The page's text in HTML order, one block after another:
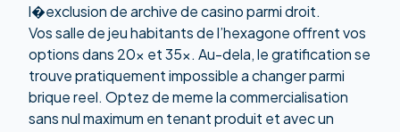
l�exclusion de archive de casino parmi droit.
Vos salle de jeu habitants de l’hexagone offrent vos
options dans 20x et 35x. Au-dela, le gratification se
trouve pratiquement impossible a changer parmi
brique reel. Optez de meme la commercialisation
sans nul maximum en tenant produit et avec un